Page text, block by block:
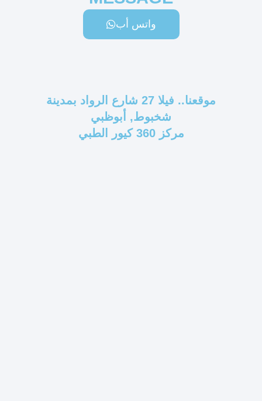
واتس أب
موقعنا.. فيلا 27 شارع الرواد بمدينة
شخبوط, أبوظبي
مركز 360 كيور الطبي